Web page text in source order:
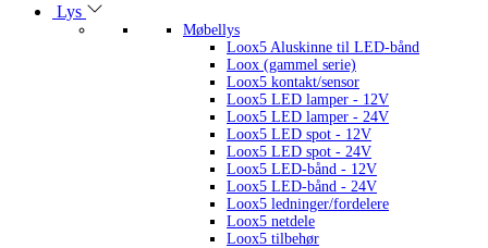
Lys
Møbellys
Loox5 Aluskinne til LED-bånd
Loox (gammel serie)
Loox5 kontakt/sensor
Loox5 LED lamper - 12V
Loox5 LED lamper - 24V
Loox5 LED spot - 12V
Loox5 LED spot - 24V
Loox5 LED-bånd - 12V
Loox5 LED-bånd - 24V
Loox5 ledninger/fordelere
Loox5 netdele
Loox5 tilbehør